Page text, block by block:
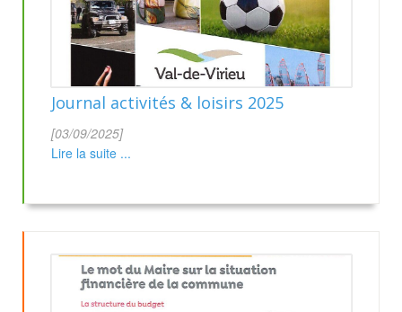
Journal activités & loisirs 2025
[03/09/2025]
Lire la suite ...